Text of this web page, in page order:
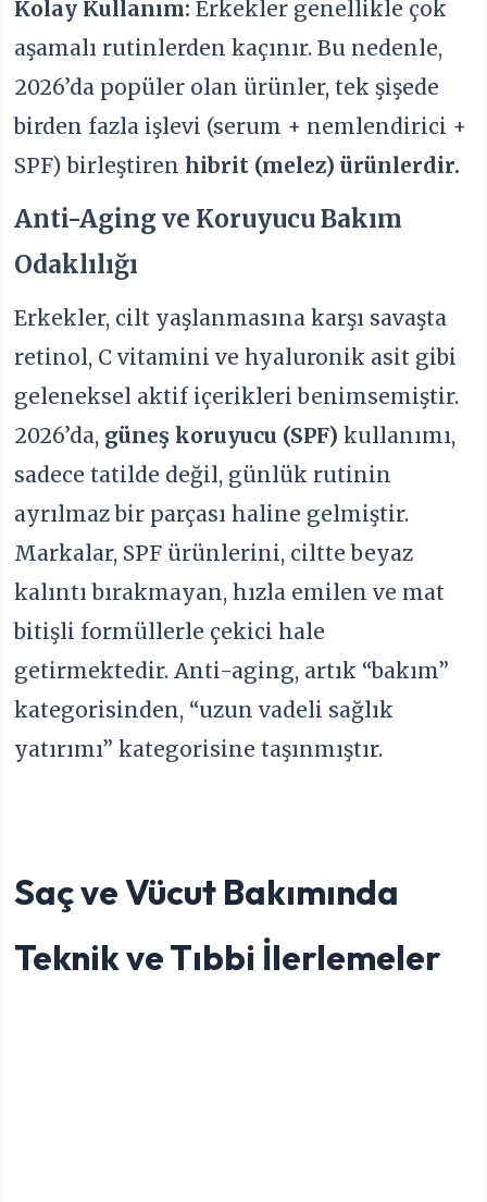
Kolay Kullanım: Erkekler genellikle çok
aşamalı rutinlerden kaçınır. Bu nedenle,
2026’da popüler olan ürünler, tek şişede
birden fazla işlevi (serum + nemlendirici +
SPF) birleştirenhibrit (melez) ürünlerdir.
Anti-Aging ve Koruyucu Bakım
Odaklılığı
Erkekler, cilt yaşlanmasına karşı savaşta
retinol, C vitamini ve hyaluronik asit gibi
geleneksel aktif içerikleri benimsemiştir.
2026’da, güneş koruyucu (SPF) kullanımı,
sadece tatilde değil, günlük rutinin
ayrılmaz bir parçası haline gelmiştir.
Markalar, SPF ürünlerini, ciltte beyaz
kalıntı bırakmayan, hızla emilen ve mat
bitişli formüllerle çekici hale
getirmektedir. Anti-aging, artık “bakım”
kategorisinden, “uzun vadeli sağlık
yatırımı” kategorisine taşınmıştır.
Saç ve Vücut Bakımında
Teknik ve Tıbbi İlerlemeler